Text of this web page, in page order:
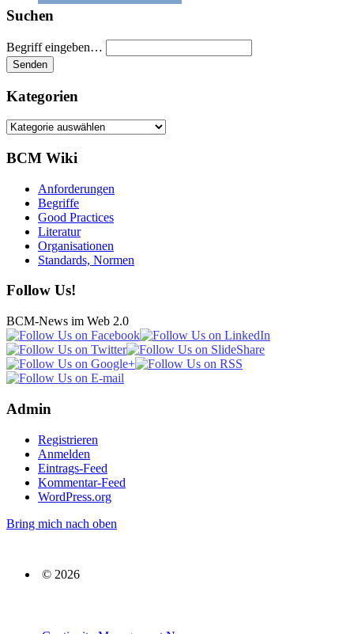
Suchen
Begriff eingeben…
Kategorien
Kategorien
BCM Wiki
Anforderungen
Begriffe
Good Practices
Literatur
Organisationen
Standards, Normen
Follow Us!
BCM-News im Web 2.0
Admin
Registrieren
Anmelden
Eintrags-Feed
Kommentar-Feed
WordPress.org
Bring mich nach oben
© 2026